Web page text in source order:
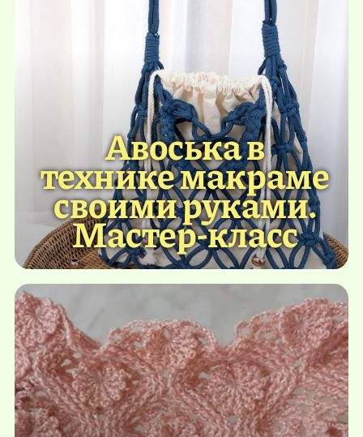
Авоська в
технике макраме
своими руками.
Мастер-класс